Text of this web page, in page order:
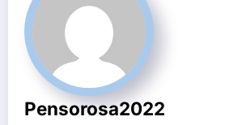
Pensorosa2022